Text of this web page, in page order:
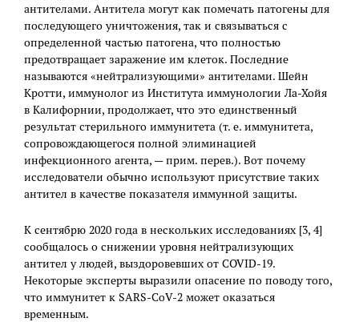
антителами. Антитела могут как помечать патогены для
последующего уничтожения, так и связываться с
определенной частью патогена, что полностью
предотвращает заражение им клеток. Последние
называются «нейтрализующими» антителами. Шейн
Кротти, иммунолог из Института иммунологии Ла-Хойя
в Калифорнии, продолжает, что это единственный
результат стерильного иммунитета (т. е. иммунитета,
сопровождающегося полной элиминацией
инфекционного агента, — прим. перев.). Вот почему
исследователи обычно используют присутствие таких
антител в качестве показателя иммунной защиты.
К сентябрю 2020 года в нескольких исследованиях [3, 4]
сообщалось о снижении уровня нейтрализующих
антител у людей, выздоровевших от COVID-19.
Некоторые эксперты выразили опасение по поводу того,
что иммунитет к SARS-CoV-2 может оказаться
временным.